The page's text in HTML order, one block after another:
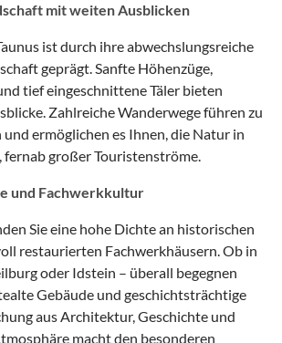
mit weiten Ausblicken
ist durch ihre abwechslungsreiche
geprägt. Sanfte Höhenzüge,
tief eingeschnittene Täler bieten
Zahlreiche Wanderwege führen zu
ermöglichen es Ihnen, die Natur in
fernab großer Touristenströme.
und Fachwerkkultur
Sie eine hohe Dichte an historischen
restaurierten Fachwerkhäusern. Ob in
oder Idstein – überall begegnen
Gebäude und geschichtsträchtige
aus Architektur, Geschichte und
macht den besonderen